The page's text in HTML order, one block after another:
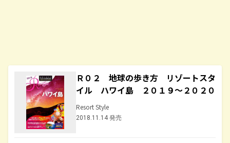
Ｒ０２ 地球の歩き方 リゾートスタ
イル ハワイ島 ２０１９～２０２０
Resort Style
2018.11.14 発売